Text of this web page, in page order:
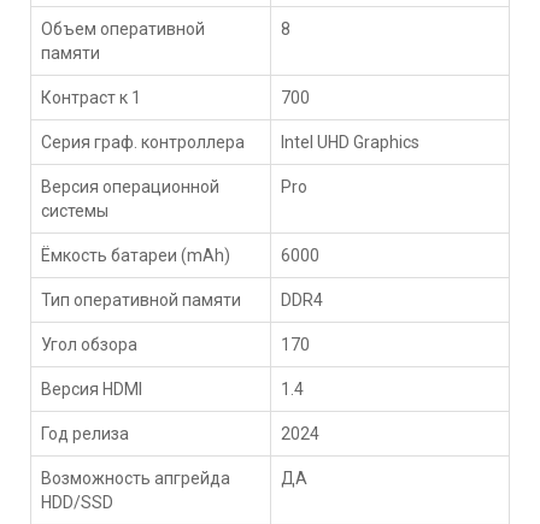
Объем оперативной
памяти
8
Контраст к 1 700
Серия граф. контроллера Intel UHD Graphics
Версия операционной
системы
Pro
Ёмкость батареи (mAh) 6000
Тип оперативной памяти DDR4
Угол обзора 170
Версия HDMI 1.4
Год релиза 2024
Возможность апгрейда
HDD/SSD
ДА